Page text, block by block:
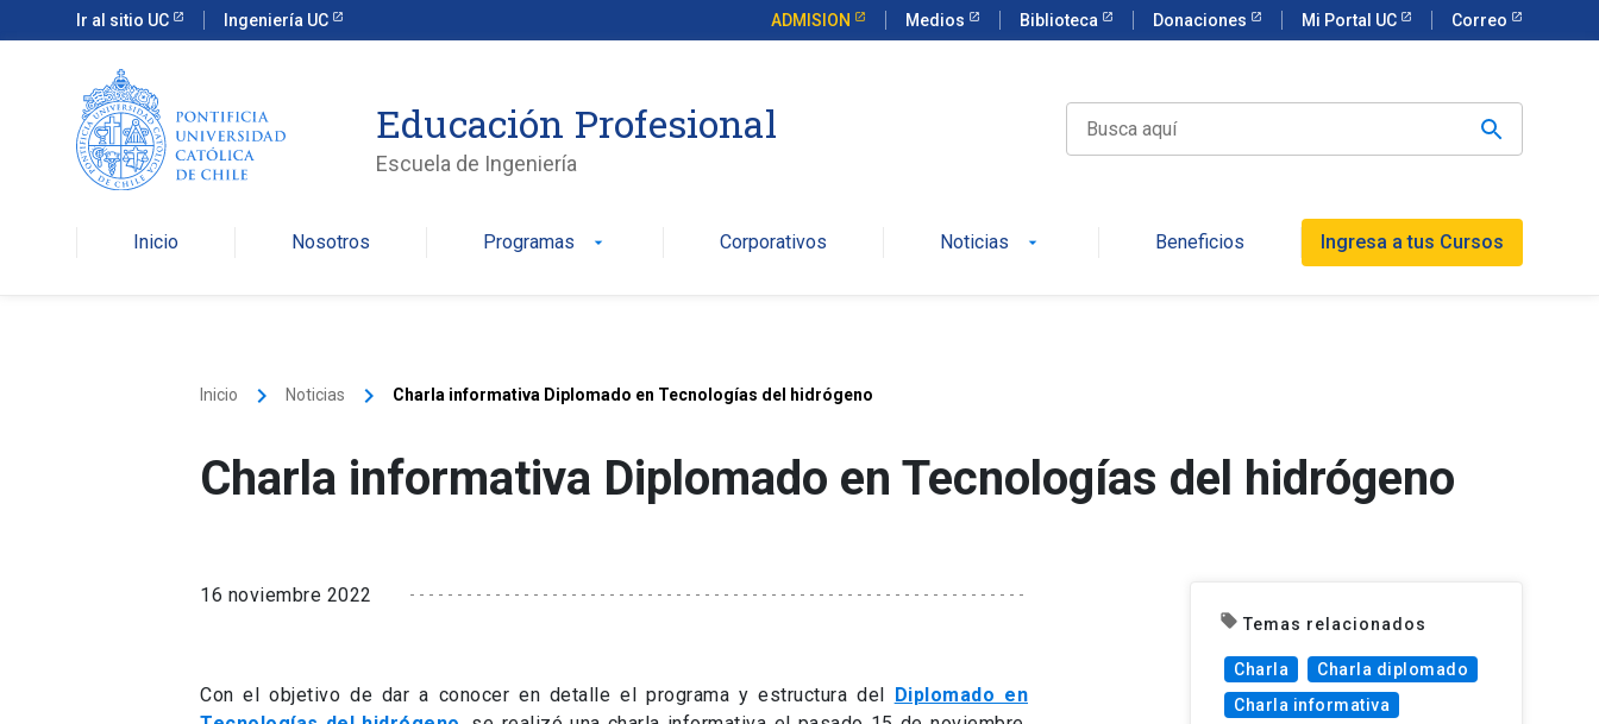
Ir al sitio UC Ingeniería UC ADMISION Medios Biblioteca Donaciones Mi Portal UC Correo
Educación Profesional
Escuela de Ingeniería
Inicio Nosotros Programas arrow_drop_down Corporativos Noticias arrow_drop_down Beneficios Ingresa a tus Cursos
Inicio keyboard_arrow_right Noticias keyboard_arrow_right Charla informativa Diplomado en Tecnologías del hidrógeno
Charla informativa Diplomado en Tecnologías del hidrógeno
16 noviembre 2022
Con el objetivo de dar a conocer en detalle el programa y estructura del Diplomado en
local_offer Temas relacionados
Charla
Charla diplomado
Charla informativa